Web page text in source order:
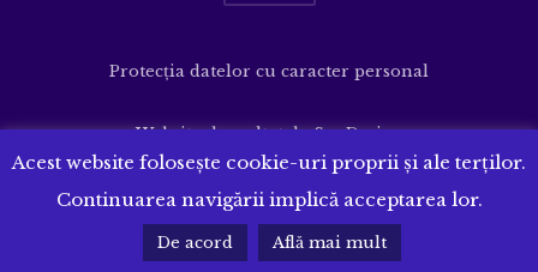
Protecția datelor cu caracter personal
Website dezvoltat deSenDesign
Acest website folosește cookie-uri proprii și ale terților.
Continuarea navigării implică acceptarea lor.
De acord Află mai mult